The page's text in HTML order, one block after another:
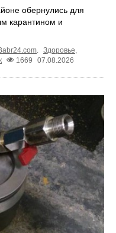
обернулись для
карантином и
. Здоровье,
1669 07.08.2026